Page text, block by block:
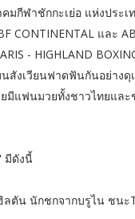
กีฬาชักกะเย่อ แห่งประเ
CONTINENTAL และ
- HIGHLAND
สังเวียนฟาดฟันกันอย่าง
แฟนมวยทั้งชาวไทยและ
มีดังนี้
ตัน นักชกจากบรูไน ชน